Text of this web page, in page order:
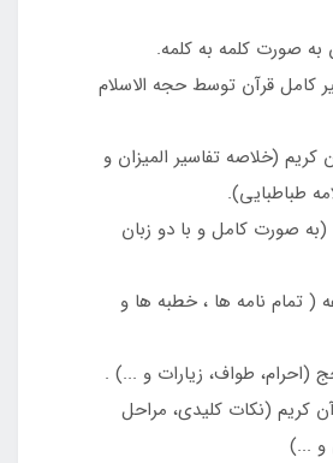
صورت کلمه به کلمه.
کامل قرآن توسط حجه الاسلام
(خلاصه تفاسير الميزان و
طباطبایی).
صورت کامل و با دو زبان
( تمام نامه ها ، خطبه ها و
(احرام، طواف، زیارات و ...) .
کريم (نکات کلیدی، مراحل
و ...)